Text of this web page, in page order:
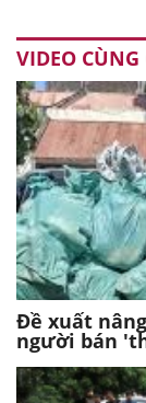
VIDEO
Đề xuất
người bán